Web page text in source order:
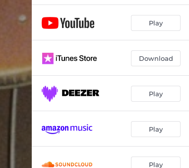
Es Caulets 03:11
Intro (ID)
Granaïna de Montaverner 02:33
Aquest camí 04:10
Play
Download
Play
Play
Play